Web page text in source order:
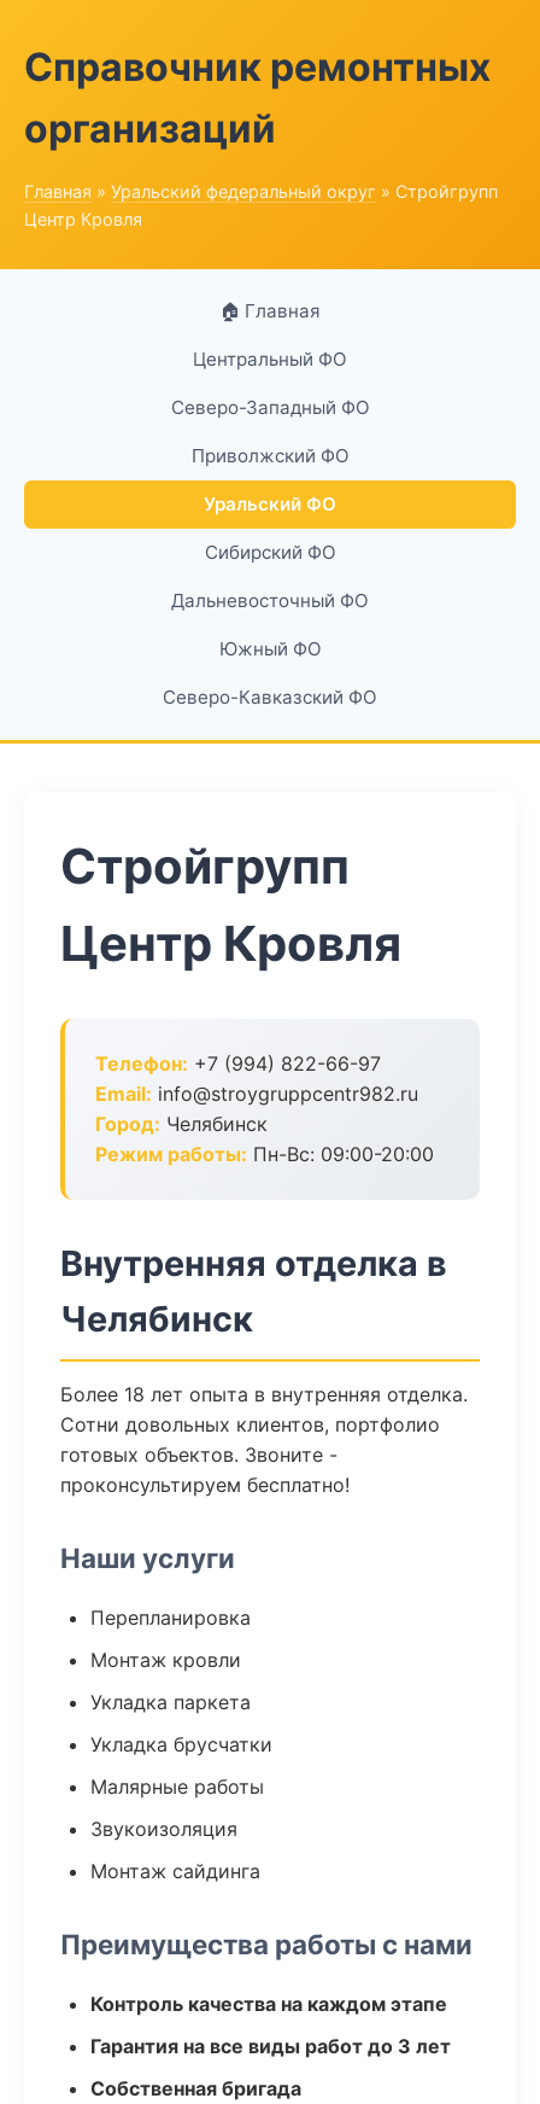
Справочник ремонтных
организаций
Главная » Уральский федеральный округ » Стройгрупп
Центр Кровля
🏠 Главная
Центральный ФО
Северо-Западный ФО
Приволжский ФО
Уральский ФО
Сибирский ФО
Дальневосточный ФО
Южный ФО
Северо-Кавказский ФО
Стройгрупп
Центр Кровля
Телефон: +7 (994) 822-66-97
Email: info@stroygruppcentr982.ru
Город: Челябинск
Режим работы: Пн-Вс: 09:00-20:00
Внутренняя отделка в
Челябинск
Более 18 лет опыта в внутренняя отделка.
Сотни довольных клиентов, портфолио
готовых объектов. Звоните -
проконсультируем бесплатно!
Наши услуги
Перепланировка
Монтаж кровли
Укладка паркета
Укладка брусчатки
Малярные работы
Звукоизоляция
Монтаж сайдинга
Преимущества работы с нами
Контроль качества на каждом этапе
Гарантия на все виды работ до 3 лет
Собственная бригада